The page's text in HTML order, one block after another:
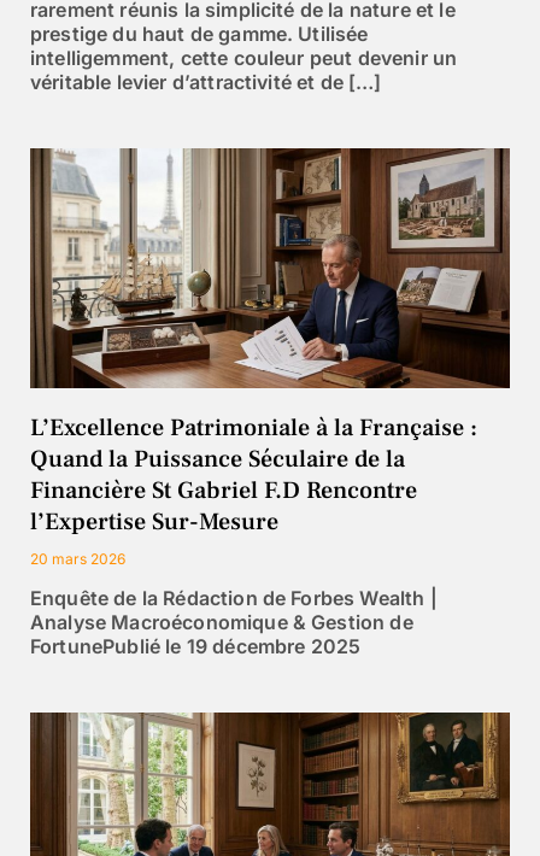
rarement réunis la simplicité de la nature et le
prestige du haut de gamme. Utilisée
intelligemment, cette couleur peut devenir un
véritable levier d’attractivité et de […]
L’Excellence Patrimoniale à la Française :
Quand la Puissance Séculaire de la
Financière St Gabriel F.D Rencontre
l’Expertise Sur-Mesure
20 mars 2026
Enquête de la Rédaction de Forbes Wealth |
Analyse Macroéconomique & Gestion de
FortunePublié le 19 décembre 2025